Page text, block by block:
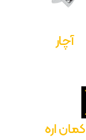
آچار
کمان اره